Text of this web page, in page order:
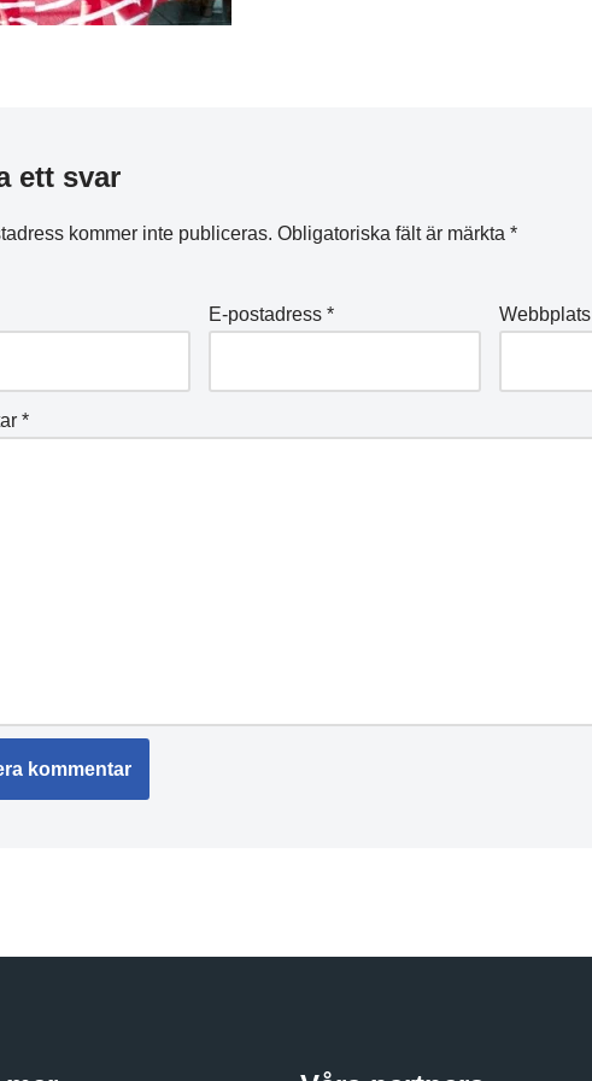
ett svar
kommer inte publiceras. Obligatoriska fält är märkta *
E-postadress * Webbplats
*